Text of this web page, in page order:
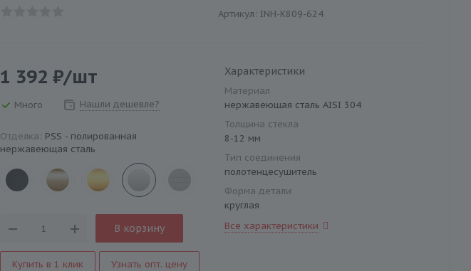
Артикул: INH-K809-624
1 392 ₽/шт
Много Нашли дешевле?
Отделка: PSS - полированная
нержавеющая сталь
В корзину
Купить в 1 клик Узнать опт. цену
Характеристики
Материал
нержавеющая сталь AISI 304
Толщина стекла
8-12 мм
Тип соединения
полотенцесушитель
Форма детали
круглая
Все характеристики